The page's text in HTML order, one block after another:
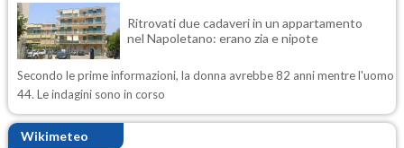
Ritrovati due cadaveri in un appartamento
nel Napoletano: erano zia e nipote
Secondo le prime informazioni, la donna avrebbe 82 anni mentre l'uomo
44. Le indagini sono in corso
Wikimeteo